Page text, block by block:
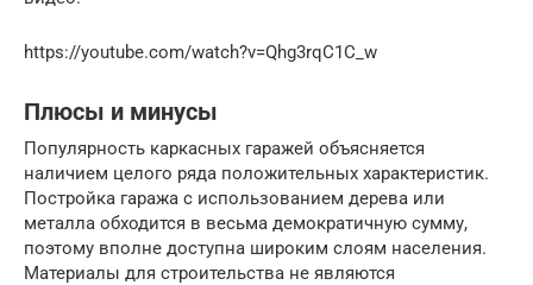
https://youtube.com/watch?v=Qhg3rqC1C_w
Плюсы и минусы
Популярность каркасных гаражей объясняется
наличием целого ряда положительных характеристик.
Постройка гаража с использованием дерева или
металла обходится в весьма демократичную сумму,
поэтому вполне доступна широким слоям населения.
Материалы для строительства не являются